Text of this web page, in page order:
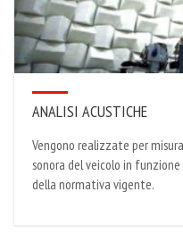
ANALISI ACUSTICHE
Vengono realizzate per
sonora del veicolo in
della normativa vigente.